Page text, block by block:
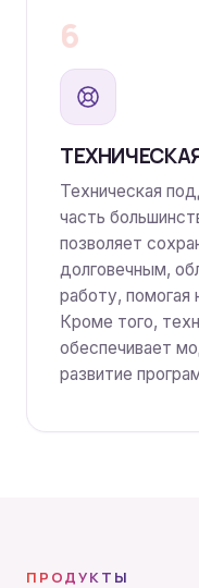
6
Техническая
часть
позволяет
долговечным,
работу, помогая
Кроме того,
обеспечивает
развитие
ПРОДУКТЫ